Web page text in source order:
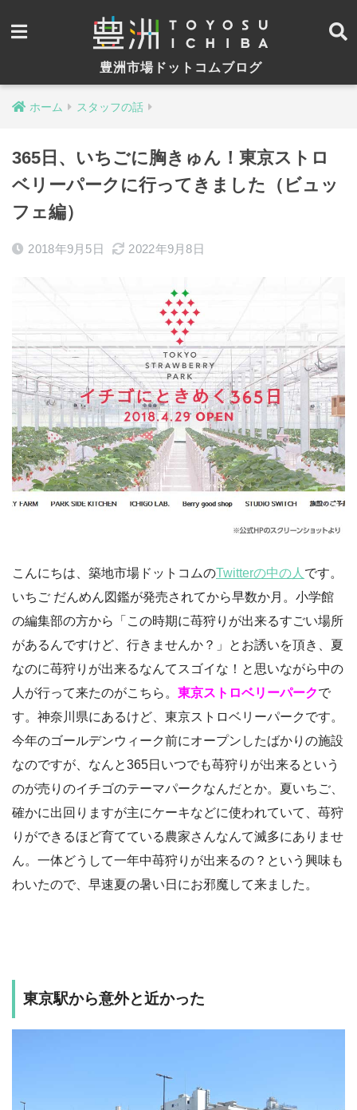
豊洲市場ドットコムブログ
ホーム スタッフの話
365日、いちごに胸きゅん！東京ストロ
ベリーパークに行ってきました（ビュッ
フェ編）
2018年9月5日 2022年9月8日
こんにちは、築地市場ドットコムのTwitterの中の人 です。
いちご だんめん図鑑が発売されてから早数か月。小学館
の編集部の方から「この時期に苺狩りが出来るすごい場所
があるんですけど、行きませんか？」とお誘いを頂き、夏
なのに苺狩りが出来るなんてスゴイな！と思いながら中の
人が行って来たのがこちら。 東京ストロベリーパークで
す。神奈川県にあるけど、東京ストロベリーパークです。
今年のゴールデンウィーク前にオープンしたばかりの施設
なのですが、なんと365日いつでも苺狩りが出来るという
のが売りのイチゴのテーマパークなんだとか。夏いちご、
確かに出回りますが主にケーキなどに使われていて、苺狩
りができるほど育てている農家さんなんて滅多にありませ
ん。一体どうして一年中苺狩りが出来るの？という興味も
わいたので、早速夏の暑い日にお邪魔して来ました。
東京駅から意外と近かった